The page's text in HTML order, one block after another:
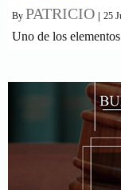
By PATRICIO | 25
Uno de los